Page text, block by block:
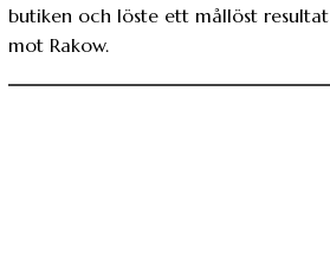
butiken och löste ett mållöst resultat
mot Rakow.